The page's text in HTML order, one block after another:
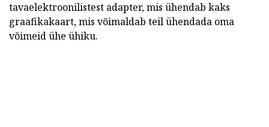
tavaelektroonilistest adapter, mis ühendab kaks
graafikakaart, mis võimaldab teil ühendada oma
võimeid ühe ühiku.